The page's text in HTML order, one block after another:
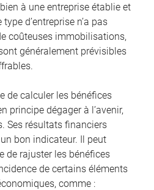
à une entreprise établie et
d’entreprise n’a pas
coûteuses immobilisations,
généralement prévisibles
de calculer les bénéfices
principe dégager à l’avenir,
Ses résultats financiers
bon indicateur. Il peut
de rajuster les bénéfices
de certains éléments
comme :